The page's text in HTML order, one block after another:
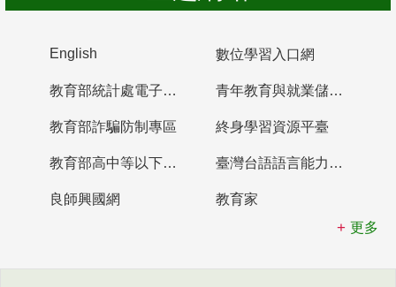
English 數位學習入口網
教育部統計處電子書櫃 青年教育與就業儲蓄帳戶
教育部詐騙防制專區 終身學習資源平臺
教育部高中等以下學校及幼兒園教師資格檢定考試 臺灣台語語言能力認證網站
良師興國網
教育家
更多